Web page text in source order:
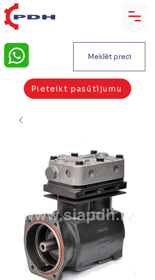
Meklēt preci
Pieteikt pasūtījumu